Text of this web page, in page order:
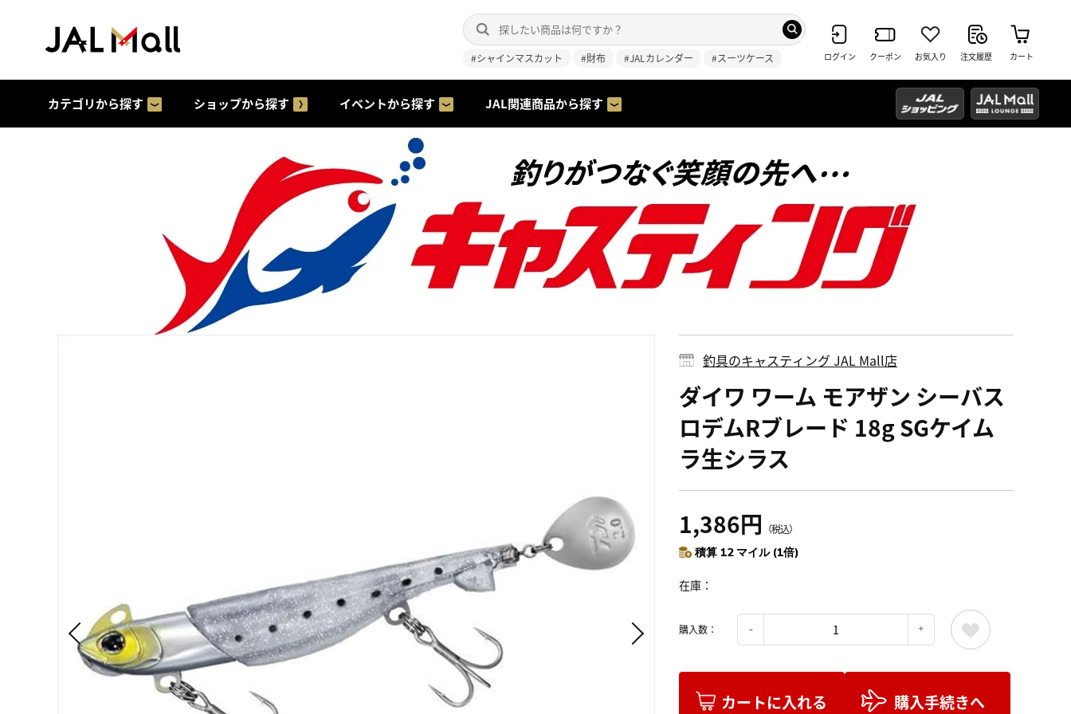
#シャインマスカット #財布 #JALカレンダー #スーツケース ログイン クーポン お気入り 注文履歴 カート
カテゴリから探す ショップから探す イベントから探す JAL関連商品から探す
釣具のキャスティング JAL Mall店
ダイワ ワーム モアザン シーバス
ロデムRブレード 18g SGケイム
ラ生シラス
1,386円 （税込）
積算 12 マイル (1倍)
在庫
購入数：
カートに入れる 購入手続きへ